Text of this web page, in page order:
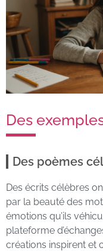
Des
Des poèmes
Des écrits célèbres
par la beauté des
émotions qu’ils
plateforme
créations inspirent et